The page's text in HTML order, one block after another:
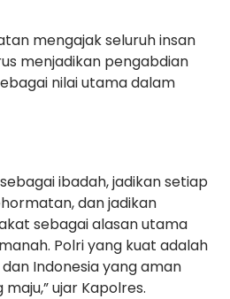
mengajak seluruh insan
menjadikan pengabdian
nilai utama dalam
ibadah, jadikan setiap
dan jadikan
sebagai alasan utama
Polri yang kuat adalah
Indonesia yang aman
ujar Kapolres.